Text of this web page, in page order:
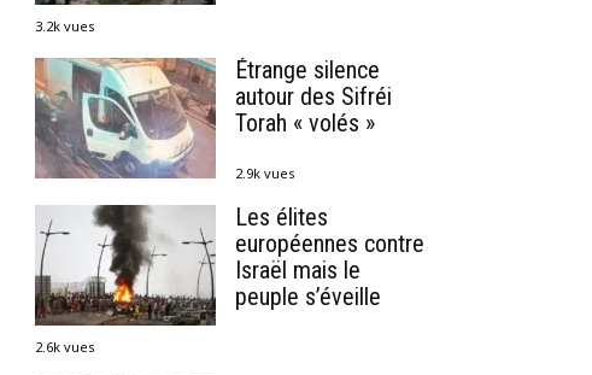
3.2k vues
Étrange silence
autour des Sifréi
Torah « volés »
2.9k vues
Les élites
européennes contre
Israël mais le
peuple s’éveille
2.6k vues